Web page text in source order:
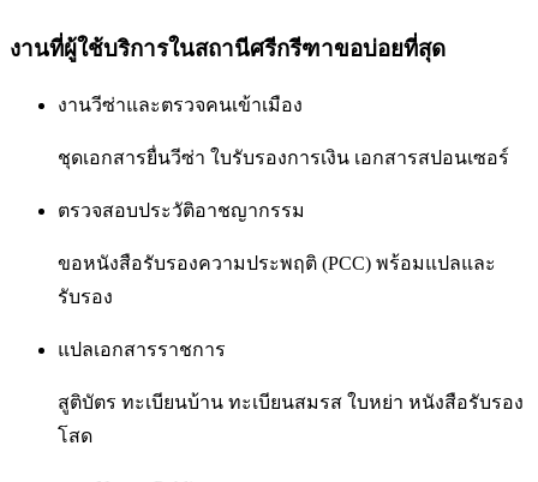
งานที่ผู้ใช้บริการในสถานีศรีกรีฑาขอบ่อยที่สุด
งานวีซ่าและตรวจคนเข้าเมือง
ชุดเอกสารยื่นวีซ่า ใบรับรองการเงิน เอกสารสปอนเซอร์
ตรวจสอบประวัติอาชญากรรม
ขอหนังสือรับรองความประพฤติ (PCC) พร้อมแปลและ
รับรอง
แปลเอกสารราชการ
สูติบัตร ทะเบียนบ้าน ทะเบียนสมรส ใบหย่า หนังสือรับรอง
โสด